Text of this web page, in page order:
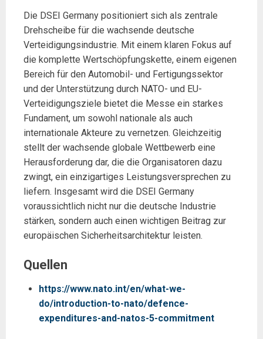
Die DSEI Germany positioniert sich als zentrale
Drehscheibe für die wachsende deutsche
Verteidigungsindustrie. Mit einem klaren Fokus auf
die komplette Wertschöpfungskette, einem eigenen
Bereich für den Automobil- und Fertigungssektor
und der Unterstützung durch NATO- und EU-
Verteidigungsziele bietet die Messe ein starkes
Fundament, um sowohl nationale als auch
internationale Akteure zu vernetzen. Gleichzeitig
stellt der wachsende globale Wettbewerb eine
Herausforderung dar, die die Organisatoren dazu
zwingt, ein einzigartiges Leistungsversprechen zu
liefern. Insgesamt wird die DSEI Germany
voraussichtlich nicht nur die deutsche Industrie
stärken, sondern auch einen wichtigen Beitrag zur
europäischen Sicherheitsarchitektur leisten.
Quellen
https://www.nato.int/en/what-we-
do/introduction-to-nato/defence-
expenditures-and-natos-5-commitment